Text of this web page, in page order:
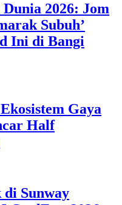
2026: Jom
Subuh’
Ini di Bangi
Gaya
Half
di Sunway